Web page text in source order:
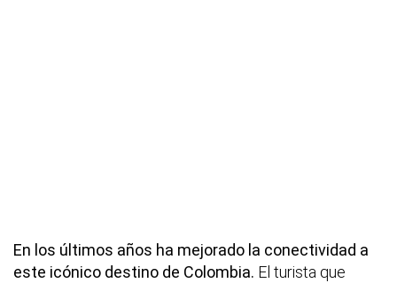
En los últimos años ha mejorado la conectividad a
este icónico destino de Colombia. El turista que